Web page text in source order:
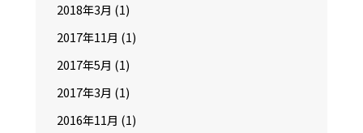
2018年3月 (1)
2017年11月 (1)
2017年5月 (1)
2017年3月 (1)
2016年11月 (1)